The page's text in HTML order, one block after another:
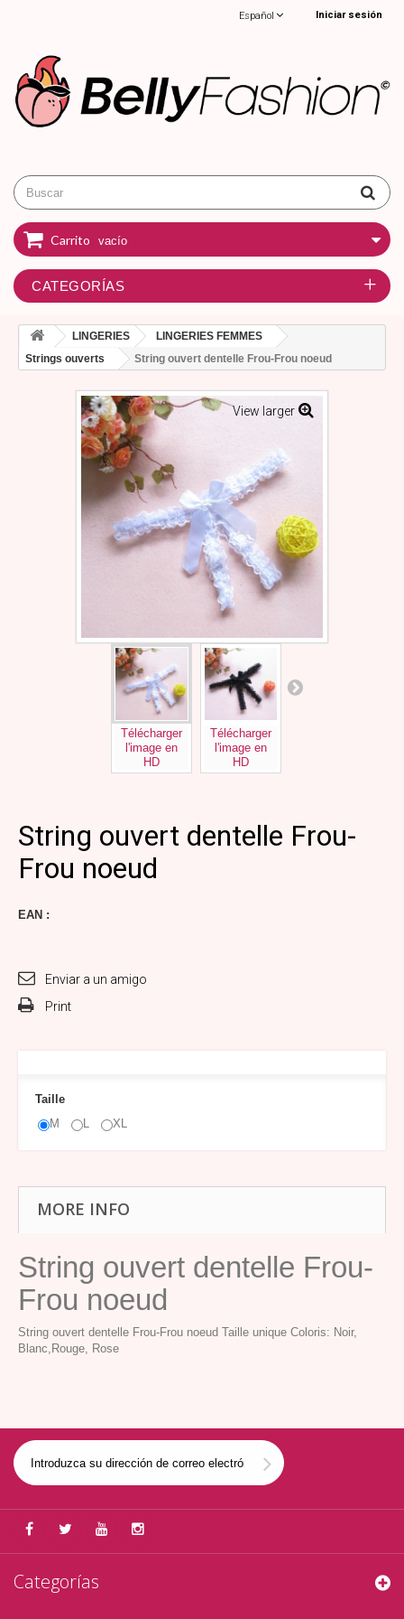
Iniciar sesión
Español
Carrito vacío
CATEGORÍAS
LINGERIES
LINGERIES FEMMES
Strings ouverts
String ouvert dentelle Frou-Frou noeud
View larger
Télécharger
l'image en
HD
Télécharger
l'image en
HD
String ouvert dentelle Frou-
Frou noeud
EAN :
Enviar a un amigo
Print
Taille
M
L XL
MORE INFO
String ouvert dentelle Frou-
Frou noeud
String ouvert dentelle Frou-Frou noeud Taille unique Coloris: Noir,
Blanc,Rouge, Rose
Categorías